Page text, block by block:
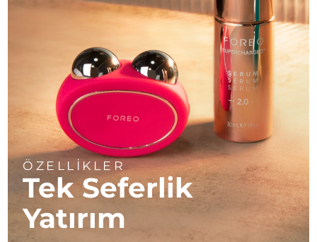
ÖZELLİKLER
Tek Seferlik
Yatırım